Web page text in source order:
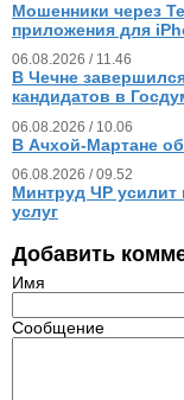
Мошенники через
приложения для
06.08.2026 / 11.46
В Чечне
кандидатов в
06.08.2026 / 10.06
В Ачхой-Мартане
06.08.2026 / 09.52
Минтруд ЧР усилит
услуг
Добавить
Имя
Сообщение